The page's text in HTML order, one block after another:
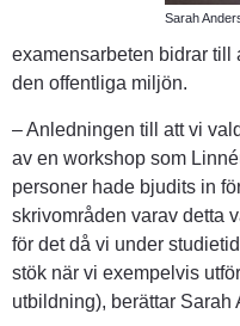
Sarah
examensarbeten bidrar till
den offentliga miljön.
– Anledningen till att vi
av en workshop som
personer hade bjudits in
skrivområden varav detta
för det då vi under
stök när vi exempelvis
utbildning), berättar Sarah